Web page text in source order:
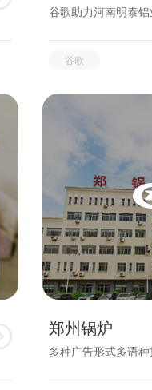
谷歌助力河南明泰
谷歌
郑州锅炉
多种广告形式多语